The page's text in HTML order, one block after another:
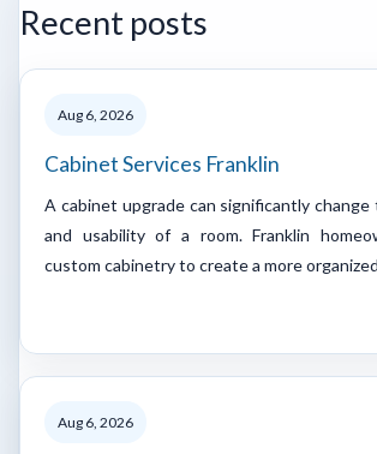
Recent posts
Aug 6, 2026
Cabinet Services Franklin
A cabinet upgrade can significantly change
and usability of a room. Franklin
custom cabinetry to create a more
Aug 6, 2026